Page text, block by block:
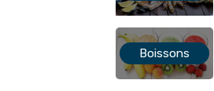
Boissons